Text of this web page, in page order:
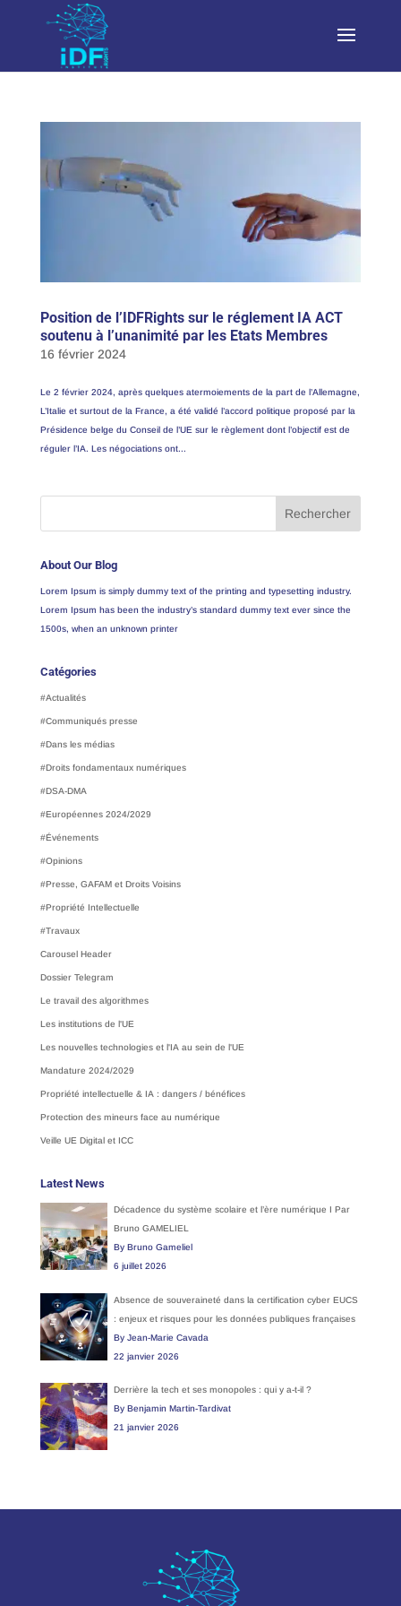
Position de l’IDFRights sur le réglement IA ACT
soutenu à l’unanimité par les Etats Membres
16 février 2024
Le 2 février 2024, après quelques atermoiements de la part de l’Allemagne,
L’Italie et surtout de la France, a été validé l’accord politique proposé par la
Présidence belge du Conseil de l’UE sur le règlement dont l’objectif est de
réguler l’IA. Les négociations ont...
About Our Blog
Lorem Ipsum is simply dummy text of the printing and typesetting industry.
Lorem Ipsum has been the industry’s standard dummy text ever since the
1500s, when an unknown printer
Catégories
#Actualités
#Communiqués presse
#Dans les médias
#Droits fondamentaux numériques
#DSA-DMA
#Européennes 2024/2029
#Événements
#Opinions
#Presse, GAFAM et Droits Voisins
#Propriété Intellectuelle
#Travaux
Carousel Header
Dossier Telegram
Le travail des algorithmes
Les institutions de l'UE
Les nouvelles technologies et l'IA au sein de l'UE
Mandature 2024/2029
Propriété intellectuelle & IA : dangers / bénéfices
Protection des mineurs face au numérique
Veille UE Digital et ICC
Latest News
Décadence du système scolaire et l’ère numérique I Par
Bruno GAMELIEL
By Bruno Gameliel
6 juillet 2026
Absence de souveraineté dans la certification cyber EUCS
: enjeux et risques pour les données publiques françaises
By Jean-Marie Cavada
22 janvier 2026
Derrière la tech et ses monopoles : qui y a-t-il ?
By Benjamin Martin-Tardivat
21 janvier 2026